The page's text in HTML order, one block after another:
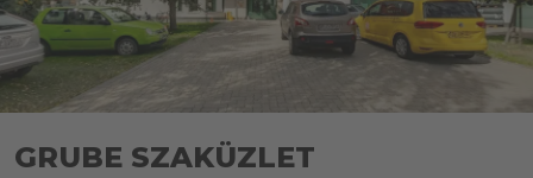
GRUBE SZAKÜZLET